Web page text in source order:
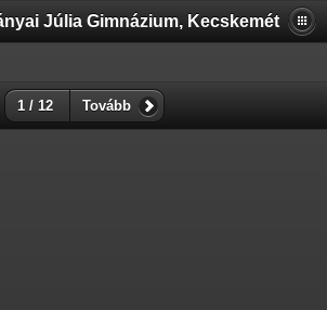
Júlia Gimnázium, Kecskemét
1 / 12 Tovább